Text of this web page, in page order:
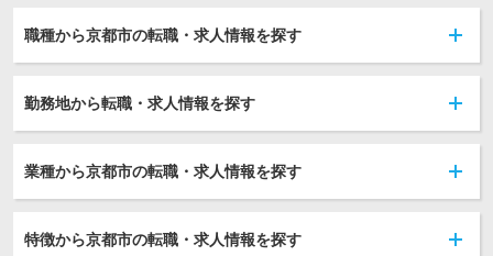
職種から京都市の転職・求人情報を探す
勤務地から転職・求人情報を探す
業種から京都市の転職・求人情報を探す
特徴から京都市の転職・求人情報を探す